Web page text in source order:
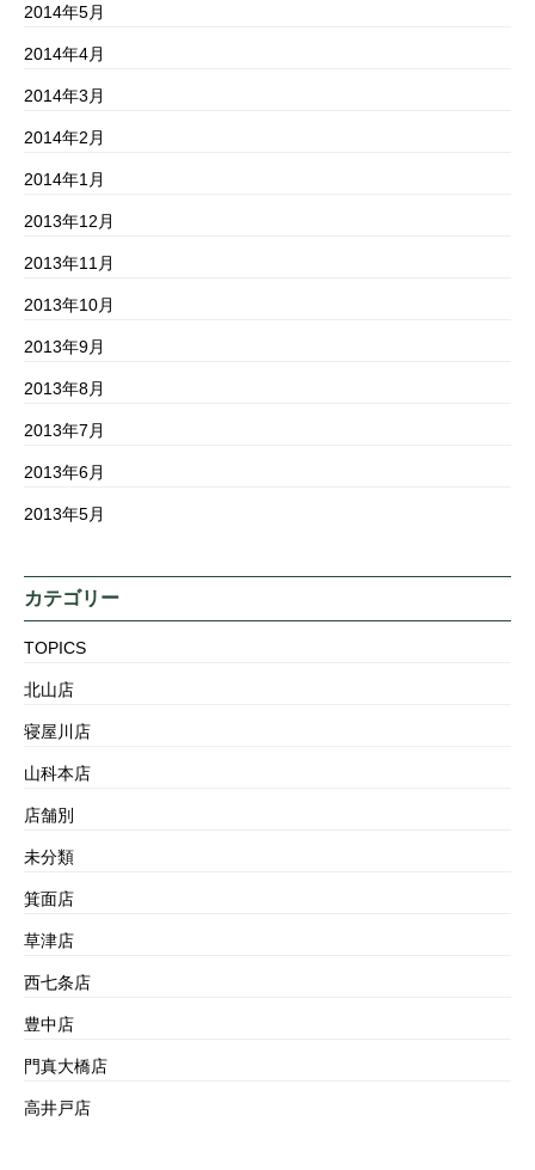
2014年5月
2014年4月
2014年3月
2014年2月
2014年1月
2013年12月
2013年11月
2013年10月
2013年9月
2013年8月
2013年7月
2013年6月
2013年5月
カテゴリー
TOPICS
北山店
寝屋川店
山科本店
店舗別
未分類
箕面店
草津店
西七条店
豊中店
門真大橋店
高井戸店